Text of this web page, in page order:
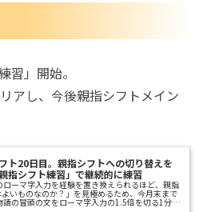
習」開始。
アし、今後親指シフトメイン
ト20日目。親指シフトへの切り替えを
指シフト練習」で継続的に練習
ローマ字入力を経験を置き換えられるほど、親指
いものなのか？」を見極めるため、今月末まで
語の冒頭の文をローマ字入力の1.5倍を切る1分以